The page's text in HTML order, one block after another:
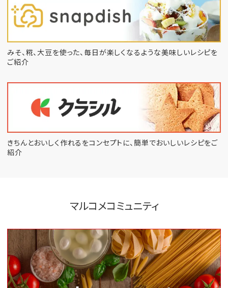
みそ、糀、大豆を使った、毎日が楽しくなるような美味しいレシピを
ご紹介
きちんとおいしく作れるをコンセプトに、 簡単でおいしいレシピをご
紹介
マルコメコミュニティ